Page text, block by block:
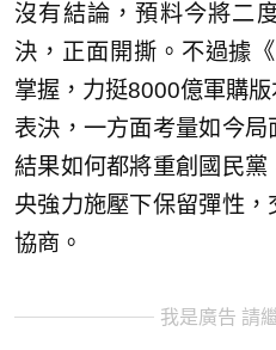
沒有結論，預料今將二
決，正面開撕。不過據
掌握，力挺8000億軍購
表決，一方面考量如今
結果如何都將重創國民
央強力施壓下保留彈性，
協商。
我是廣告 請